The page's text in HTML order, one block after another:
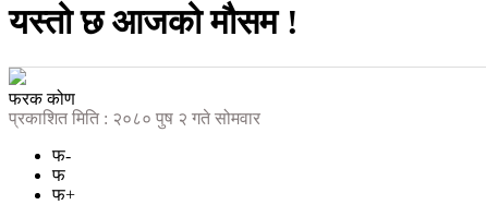
यस्तो छ आजको मौसम !
फरक कोण
प्रकाशित मिति : २०८० पुष २ गते सोमवार
फ-
फ
फ+